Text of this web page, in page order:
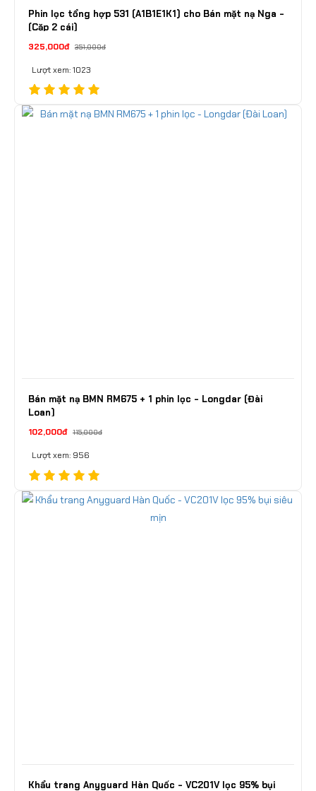
Phin lọc tổng hợp 531 (A1B1E1K1) cho Bán mặt nạ Nga -
(Cặp 2 cái)
325,000đ 351,000đ
Lượt xem: 1023
Bán mặt nạ BMN RM675 + 1 phin lọc - Longdar (Đài
Loan)
102,000đ 115,000đ
Lượt xem: 956
Khẩu trang Anyguard Hàn Quốc - VC201V lọc 95% bụi